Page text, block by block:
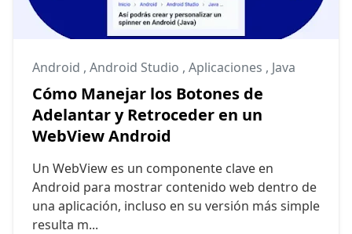
Android , Android Studio , Aplicaciones , Java
Cómo Manejar los Botones de
Adelantar y Retroceder en un
WebView Android
Un WebView es un componente clave en
Android para mostrar contenido web dentro de
una aplicación, incluso en su versión más simple
resulta m...